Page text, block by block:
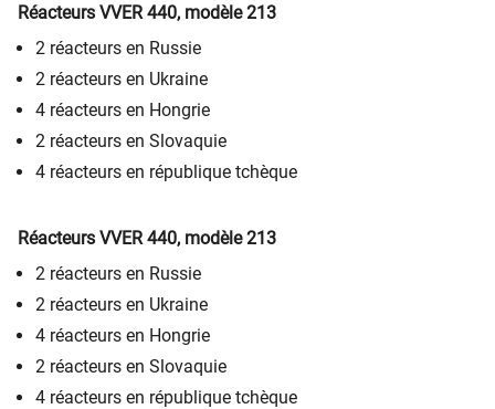
Réacteurs VVER 440, modèle 213
2 réacteurs en Russie
2 réacteurs en Ukraine
4 réacteurs en Hongrie
2 réacteurs en Slovaquie
4 réacteurs en république tchèque
Réacteurs VVER 440, modèle 213
2 réacteurs en Russie
2 réacteurs en Ukraine
4 réacteurs en Hongrie
2 réacteurs en Slovaquie
4 réacteurs en république tchèque